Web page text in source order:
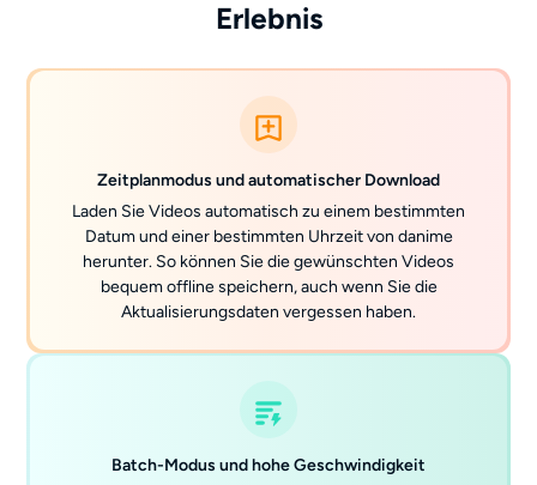
Erlebnis
Zeitplanmodus und automatischer Download
Laden Sie Videos automatisch zu einem bestimmten
Datum und einer bestimmten Uhrzeit von danime
herunter. So können Sie die gewünschten Videos
bequem offline speichern, auch wenn Sie die
Aktualisierungsdaten vergessen haben.
Batch-Modus und hohe Geschwindigkeit